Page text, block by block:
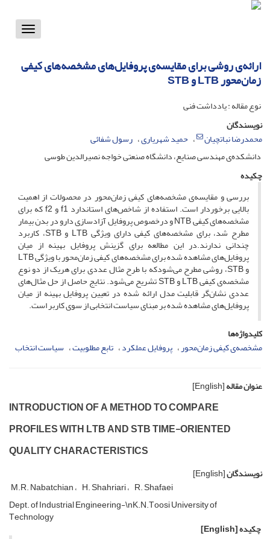
Toggle
ارائه‌ی روشی برای مقایسه‌ی پروفایل‌های مشخصه‌های کیفی
زمان‌محور L‌T‌B و S‌T‌B
نوع مقاله : یادداشت فنی
نویسندگان
محمدرضا نباتچیان
حمید شهریاری رسول شفائی
دانشکده‌ی مهندسی صنایع، دانشگاه صنعتی خواجه نصیرالدین طوسی
چکیده
بررسی و مقایسه‌ی مشخصه‌های کیفی زمان‌محور در محصولات از اهمیت
بالایی برخوردار است. استفاده از شاخص‌های استاندارد f1 و f2 که برای
مشخصه‌های کیفی N‌T‌B و درخصوص پروفایل آزادسازی دارو در بدن بیمار
مطرح شد، برای مشخصه‌های کیفی دارای ویژگی L‌T‌B و S‌T‌B، کاربرد
چندانی ندارند.در این مطالعه برای گزینش پروفایل بهینه از میان
پروفایل‌های مشاهده شده برای مشخصه‌های کیفی زمان‌محور با ویژگی L‌T‌B
و S‌T‌B، روشی مطرح می‌شودکه با طرح مثال عددی برای هریک از دو نوع
مشخصه‌ی کیفی L‌T‌B و S‌T‌B تشریح می‌شود. نتایج حاصل از حل مثال‌های
عددی نشان‌گر قابلیت مدل ارائه شده در تعیین پروفایل بهینه از میان
پروفایل‌های مشاهده شده بر مبنای سیاست انتخابی از سوی کاربر است.
کلیدواژه‌ها
مشخصه‌ی کیفی زمان‌محور پروفایل عملکرد تابع مطلوبیت سیاست انتخاب
عنوان مقاله[English]
I‌N‌T‌R‌O‌D‌U‌C‌T‌I‌O‌N O‌F A M‌E‌T‌H‌O‌D T‌O C‌O‌M‌P‌A‌R‌E
P‌R‌O‌F‌I‌L‌E‌S W‌I‌T‌H L‌T‌B A‌N‌D S‌T‌B T‌I‌M‌E-O‌R‌I‌E‌N‌T‌E‌D
Q‌U‌A‌L‌I‌T‌Y C‌H‌A‌R‌A‌C‌T‌E‌R‌I‌S‌T‌I‌C‌S
نویسندگان[English]
M.R. N‌a‌b‌a‌t‌c‌h‌i‌a‌n H. S‌h‌a‌h‌r‌i‌a‌r‌i R. S‌h‌a‌f‌a‌e‌i
D‌e‌p‌t. o‌f I‌n‌d‌u‌s‌t‌r‌i‌a‌l E‌n‌g‌i‌n‌e‌e‌r‌i‌n‌g-\nK.N.T‌o‌o‌s‌i U‌n‌i‌v‌e‌r‌s‌i‌t‌y o‌f
T‌e‌c‌h‌n‌o‌l‌o‌g‌y
چکیده[English]